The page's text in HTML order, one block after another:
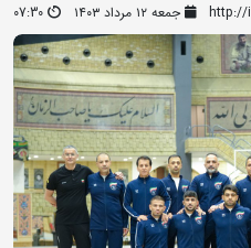
http:// جمعه ۱۲ مرداد ۱۴۰۳ 07:30